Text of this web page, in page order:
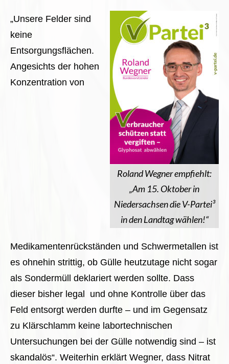
Roland Wegner empfiehlt:
„Am 15. Oktober in
Niedersachsen die V-Partei³
in den Landtag wählen!“
„Unsere Felder sind
keine
Entsorgungsflächen.
Angesichts der hohen
Konzentration von
Medikamentenrückständen und Schwermetallen ist
es ohnehin strittig, ob Gülle heutzutage nicht sogar
als Sondermüll deklariert werden sollte. Dass
dieser bisher legal und ohne Kontrolle über das
Feld entsorgt werden durfte – und im Gegensatz
zu Klärschlamm keine labortechnischen
Untersuchungen bei der Gülle notwendig sind – ist
skandalös“. Weiterhin erklärt Wegner, dass Nitrat